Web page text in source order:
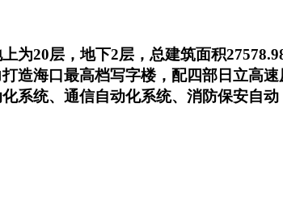
为20层，地下2层，总建筑面积
造海口最高档写字楼，配四部日立高
系统、通信自动化系统、消防保安自动